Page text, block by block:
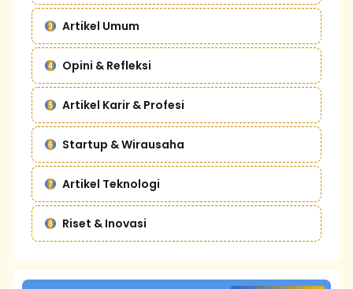
Artikel Umum
Opini & Refleksi
Artikel Karir & Profesi
Startup & Wirausaha
Artikel Teknologi
Riset & Inovasi